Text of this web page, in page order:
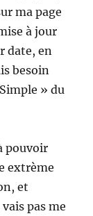
ma page
à jour
date, en
besoin
» du
pouvoir
extrème
et
pas me